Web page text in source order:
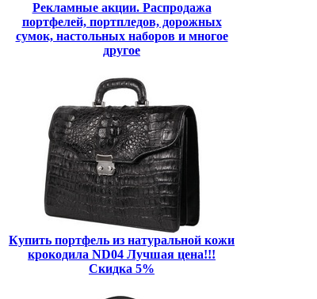
Рекламные акции. Распродажа
портфелей, портпледов, дорожных
сумок, настольных наборов и многое
другое
Купить портфель из натуральной кожи
крокодила ND04 Лучшая цена!!!
Скидка 5%